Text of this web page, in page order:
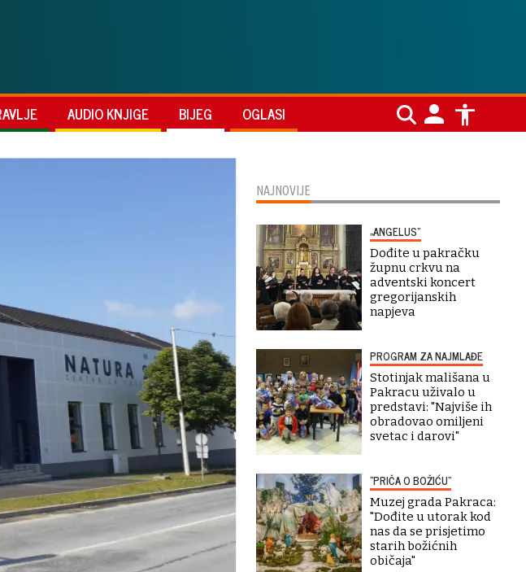
AUDIO KNJIGE BIJEG OGLASI
NAJNOVIJE
„ANGELUS“
Dođite u pakračku
župnu crkvu na
adventski koncert
gregorijanskih
napjeva
PROGRAM ZA NAJMLAĐE
Stotinjak mališana u
Pakracu uživalo u
predstavi: "Najviše ih
obradovao omiljeni
svetac i darovi"
"PRIČA O BOŽIĆU"
Muzej grada Pakraca:
"Dođite u utorak kod
nas da se prisjetimo
starih božićnih
običaja"